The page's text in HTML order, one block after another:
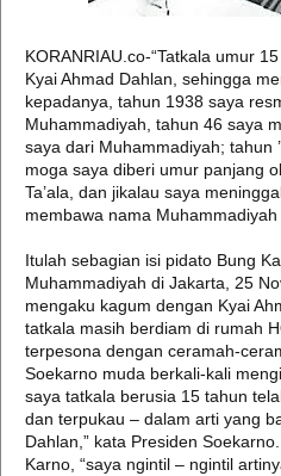
KORANRIAU.co-“Tatkala umur
Kyai Ahmad Dahlan, sehingga
kepadanya, tahun 1938 saya
Muhammadiyah, tahun 46 saya
saya dari Muhammadiyah; tahun
moga saya diberi umur panjang
Ta’ala, dan jikalau saya
membawa nama
Itulah sebagian isi pidato Bung
Muhammadiyah di Jakarta, 25
mengaku kagum dengan Kyai
tatkala masih berdiam di rumah
terpesona dengan ceramah-
Soekarno muda berkali-kali
saya tatkala berusia 15 tahun
dan terpukau – dalam arti yang
Dahlan,” kata Presiden
Karno, “saya ngintil – ngintil